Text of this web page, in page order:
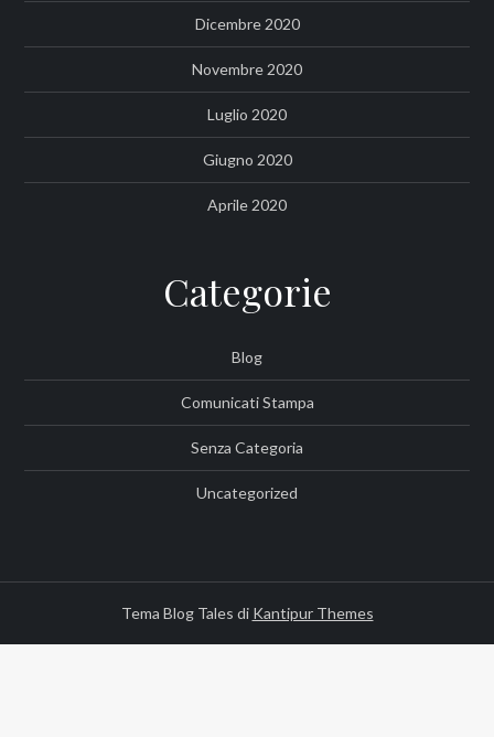
Dicembre 2020
Novembre 2020
Luglio 2020
Giugno 2020
Aprile 2020
Categorie
Blog
Comunicati Stampa
Senza Categoria
Uncategorized
Tema Blog Tales di Kantipur Themes